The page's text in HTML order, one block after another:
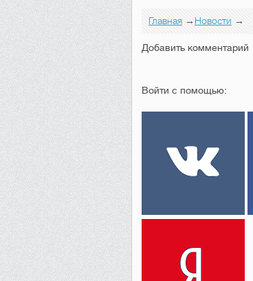
Главная →Новости →
Добавить комментарий
Войти с помощью: